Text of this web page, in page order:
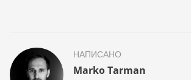
НАПИСАНО
Marko Tarman